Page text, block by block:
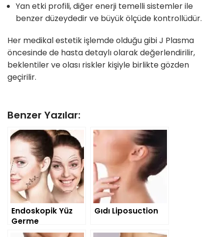
Yan etki profili, diğer enerji temelli sistemler ile
benzer düzeydedir ve büyük ölçüde kontrollüdür.
Her medikal estetik işlemde olduğu gibi J Plasma
öncesinde de hasta detaylı olarak değerlendirilir,
beklentiler ve olası riskler kişiyle birlikte gözden
geçirilir.
Benzer Yazılar:
Endoskopik Yüz
Germe
Gıdı Liposuction